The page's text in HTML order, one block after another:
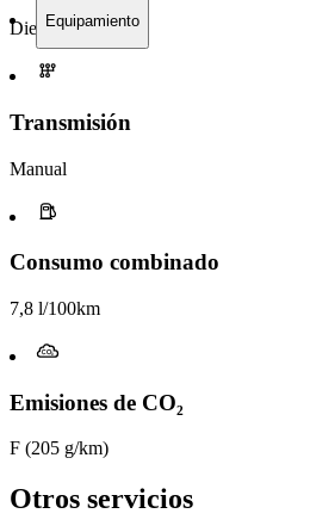
Equipamiento
Diesel
Transmisión
Manual
Consumo combinado
7,8 l/100km
Emisiones de CO₂
F (205 g/km)
Otros servicios